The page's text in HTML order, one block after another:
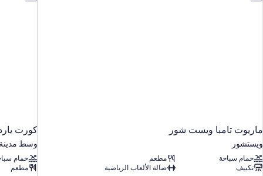
Sofabed,
ماريوت تامبا ويست شور
ويستشور
حمام سباحة
مطعم
تكييف
صالة الألعاب الرياضية
كورت
وسط مدينة
حمام
مطعم